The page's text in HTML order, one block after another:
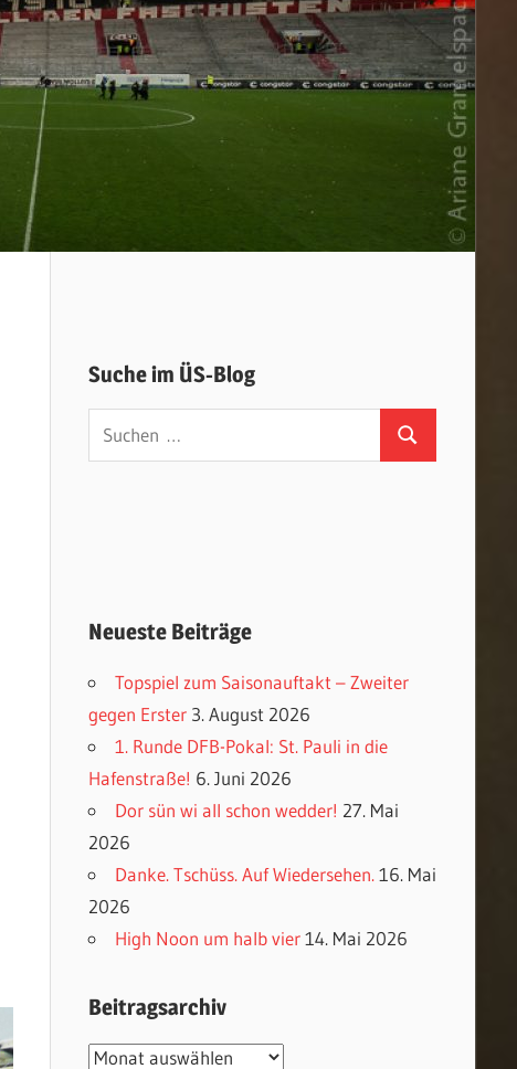
Suche im ÜS-Blog
Suchen
nach:
Suchen
Neueste Beiträge
Topspiel zum Saisonauftakt – Zweiter
gegen Erster 3. August 2026
1. Runde DFB-Pokal: St. Pauli in die
Hafenstraße! 6. Juni 2026
Dor sün wi all schon wedder! 27. Mai
2026
Danke. Tschüss. Auf Wiedersehen. 16. Mai
2026
High Noon um halb vier 14. Mai 2026
Beitragsarchiv
Beitragsarchiv